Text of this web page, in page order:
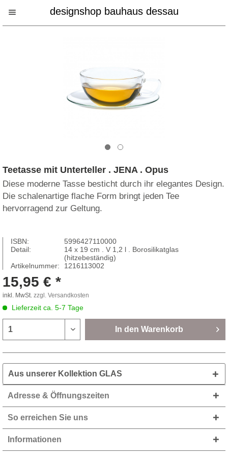
designshop bauhaus dessau
Teetasse mit Unterteller . JENA . Opus
Diese moderne Tasse besticht durch ihr elegantes Design.
Die schalenartige flache Form bringt jeden Tee
hervorragend zur Geltung.
ISBN:
5996427110000
Detail:
14 x 19 cm . V 1,2 l . Borosilikatglas
(hitzebeständig)
Artikelnummer:
1216113002
15,95 € *
inkl. MwSt. zzgl. Versandkosten
Lieferzeit ca. 5-7 Tage
In den Warenkorb
Aus unserer Kollektion GLAS
Adresse & Öffnungszeiten
So erreichen Sie uns
Informationen